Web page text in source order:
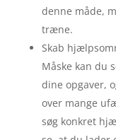
denne måde,
træne.
Skab
Måske kan du
dine opgaver,
over mange
søg konkret